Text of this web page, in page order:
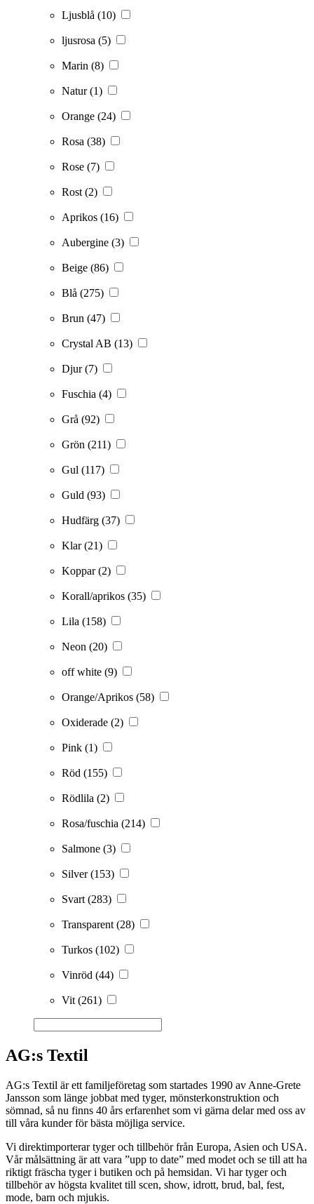
Ljusblå (10)
ljusrosa (5)
Marin (8)
Natur(1)
Orange (24)
Rosa (38)
Rose (7)
Rost (2)
Aprikos (16)
Aubergine (3)
Beige (86)
Blå (275)
Brun (47)
Crystal AB (13)
Djur(7)
Fuschia (4)
Grå (92)
Grön (211)
Gul (117)
Guld (93)
Hudfärg (37)
Klar(21)
Koppar(2)
Korall/aprikos (35)
Lila (158)
Neon (20)
off white (9)
Orange/Aprikos (58)
Oxiderade (2)
Pink (1)
Röd (155)
Rödlila (2)
Rosa/fuschia (214)
Salmone (3)
Silver(153)
Svart (283)
Transparent (28)
Turkos (102)
Vinröd (44)
Vit (261)
AG:s Textil
AG:s Textil är ett familjeföretag som startades 1990 av Anne-Grete
Jansson som länge jobbat med tyger, mönsterkonstruktion och
sömnad, så nu finns 40 års erfarenhet som vi gärna delar med oss av
till våra kunder för bästa möjliga service.
Vi direktimporterar tyger och tillbehör från Europa, Asien och USA.
Vår målsättning är att vara ”upp to date” med modet och se till att ha
riktigt fräscha tyger i butiken och på hemsidan. Vi har tyger och
tillbehör av högsta kvalitet till scen, show, idrott, brud, bal, fest,
mode, barn och mjukis.